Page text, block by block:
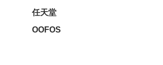
任天堂
OOFOS